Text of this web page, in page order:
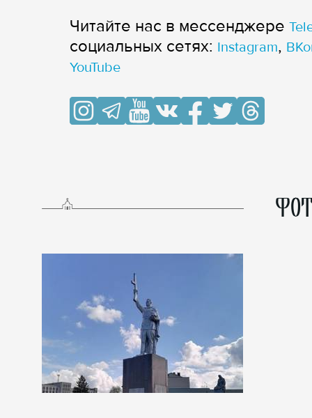
Читайте нас в мессенджере
cоциальных сетях: Instagram,
YouTube